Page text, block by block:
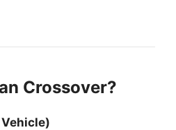
Crossover?